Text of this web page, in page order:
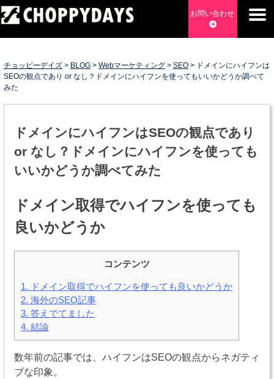
Skip
to
content
支援・ECサイト立ち上げ・Webマーケティング・SEO・ホー
ムページ制作・Web開発・アプリ開発・コーチング チョッピ
ーデイズ ChoppyDays
お問い合わせ
チョッピーデイズ > BLOG > Webマーケティング > SEO > ドメインにハイフンは
SEOの観点であり or なし？ドメインにハイフンを使ってもいいかどうか調べて
みた
ドメインにハイフンはSEOの観点であり
or なし？ドメインにハイフンを使っても
いいかどうか調べてみた
ドメイン取得でハイフンを使っても
良いかどうか
コンテンツ
1. ドメイン取得でハイフンを使っても良いかどうか
2. 海外のSEO記事
3. 答えでてました
4. 結論
数年前の記事では、ハイフンはSEOの観点からネガティ
ブな印象。